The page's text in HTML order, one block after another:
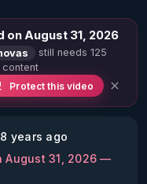
on August 31, 2026
still needs 125
content
Protect this video
years ago
August 31, 2026 —